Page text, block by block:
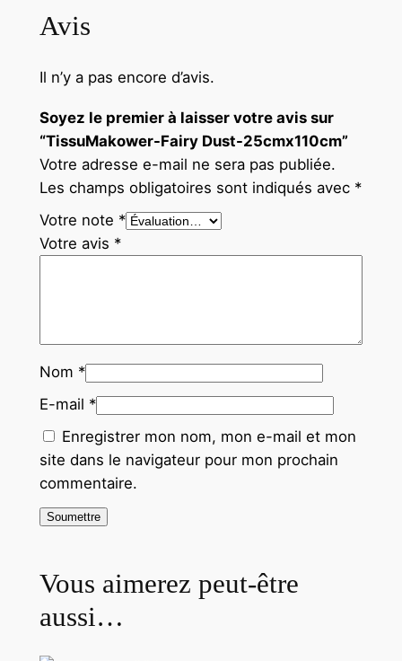
Avis
Il n’y a pas encore d’avis.
Soyez le premier à laisser votre avis sur
“TissuMakower-Fairy Dust-25cmx110cm”
Votre adresse e-mail ne sera pas publiée.
Les champs obligatoires sont indiqués avec *
Votre note *
Votre avis *
Nom *
E-mail *
Enregistrer mon nom, mon e-mail et mon
site dans le navigateur pour mon prochain
commentaire.
Vous aimerez peut-être
aussi…